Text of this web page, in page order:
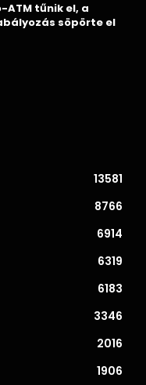
tűnik el, a
söpörte el
13581
8766
6914
6319
6183
3346
2016
1906